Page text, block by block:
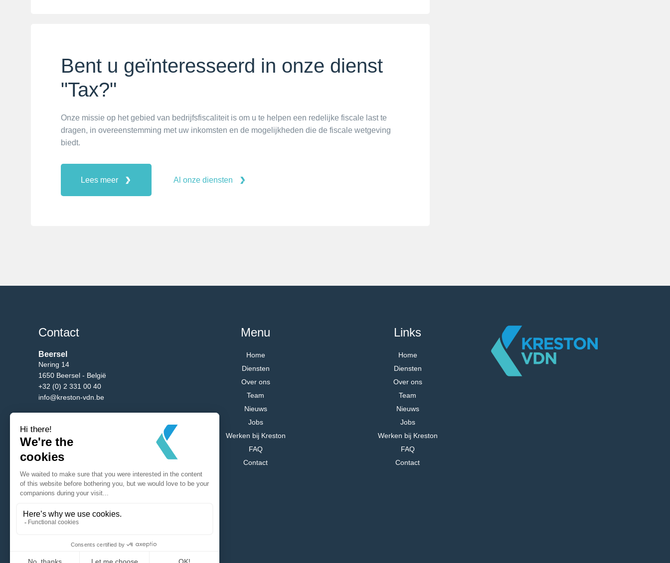
Bent u geïnteresseerd in onze dienst
"Tax?"
Onze missie op het gebied van bedrijfsfiscaliteit is om u te helpen een redelijke fiscale last te
dragen, in overeenstemming met uw inkomsten en de mogelijkheden die de fiscale wetgeving
biedt.
Lees meer Al onze diensten
Contact
Beersel
Nering 14
1650 Beersel - België
+32 (0) 2 331 00 40
info@kreston-vdn.be
Burgemeester Etienne Demunterlaan 5/10
1090 Brussel - België
info@kreston-vdn.be
Antwerp
Mechelsesteenweg 288
+32 (0) 2 331 00 40
info@kreston-vdn.be
Menu
Home
Diensten
Over ons
Team
Nieuws
Jobs
Werken bij Kreston
FAQ
Contact
Links
Home
Diensten
Over ons
Team
Nieuws
Jobs
Werken bij Kreston
FAQ
Contact